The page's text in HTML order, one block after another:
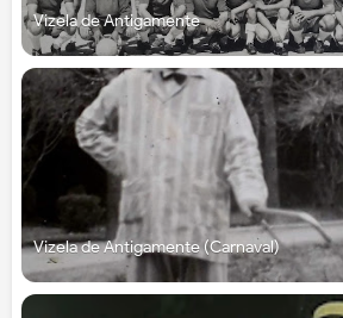
Vizela de Antigamente
Vizela de Antigamente (Carnaval)